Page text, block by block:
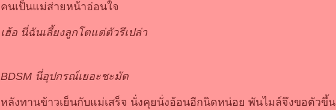
คนเป็นแม่ส่ายหน้าอ่อนใจ
เฮ้อ นี่ฉันเลี้ยงลูกโตแต่ตัวรึเปล่า
BDSM นี่อุปกรณ์เยอะชะมัด
หลังทานข้าวเย็นกับแม่เสร็จ นั่งคุยนั่งอ้อนอีกนิดหน่อย พันไมล์จึงขอตัวขึ้น